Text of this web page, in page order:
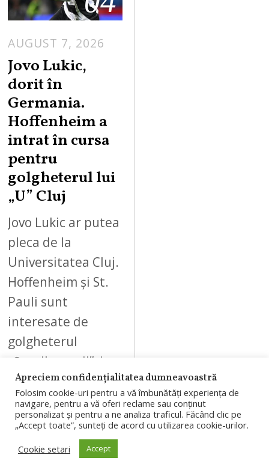
AUGUST 7, 2026
Jovo Lukic,
dorit în
Germania.
Hoffenheim a
intrat în cursa
pentru
golgheterul lui
„U” Cluj
Jovo Lukic ar putea
pleca de la
Universitatea Cluj.
Hoffenheim și St.
Pauli sunt
interesate de
golgheterul
„Șepcilor roșii”, iar
clubul clujean…
05
Apreciem confidențialitatea dumneavoastră
Folosim cookie-uri pentru a vă îmbunătăți experiența de
navigare, pentru a vă oferi reclame sau conținut
personalizat și pentru a ne analiza traficul. Făcând clic pe
„Accept toate”, sunteți de acord cu utilizarea cookie-urilor.
Cookie setari
Accept